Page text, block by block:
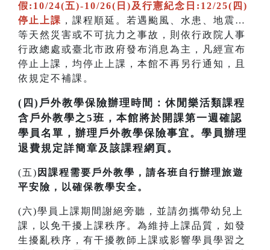
假:10/24(五)-10/26(日)及行憲紀念日:12/25(四)
停止上課 ，課程順延。若遇颱風、水患、地震…
等天然災害或不可抗力之事故，則依行政院人事
行政總處或臺北市政府發布消息為主，凡經宣布
停止上課，均停止上課，本館不再另行通知，且
依規定不補課。
(四)戶外教學保險辦理時間：休閒樂活類課程
含戶外教學之5班，本館將於開課第一週確認
學員名單，辦理戶外教學保險事宜。學員辦理
退費規定詳簡章及該課程網頁。
(五) 因課程需要戶外教學，請各班自行辦理旅遊
平安險，以確保教學安全。
(六)學員上課期間謝絕旁聽，並請勿攜帶幼兒上
課，以免干擾上課秩序。為維持上課品質，如發
生擾亂秩序，有干擾教師上課或影響學員學習之